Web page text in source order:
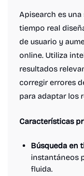
Apisearch es
tiempo real
de usuario y
online. Utiliza
resultados
corregir errores
para adaptar los
Características
Búsqueda en
instantáneos
fluida.